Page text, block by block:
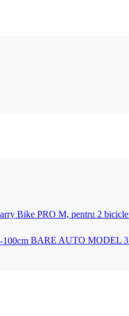
BARE AUTO MODEL 3